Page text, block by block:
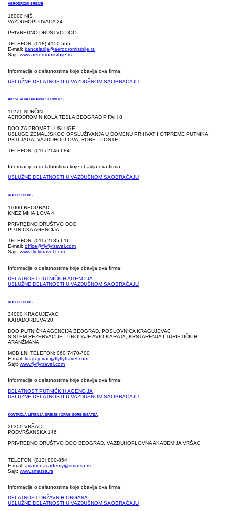
AERODROMI SRBIJE
18000 NIŠ
VAZDUHOPLOVACA 24
PRIVREDNO DRUŠTVO DOO
TELEFON: (018) 4150-555
E-mail: kancelarija@aerodromisrbije.rs
Sajt: www.aerodromisrbije.rs
Informacije o delatnostima koje obavlja ova firma:
USLUŽNE DELATNOSTI U VAZDUŠNOM SAOBRAĆAJU
AIR SERBIA GROUND SERVICES
11271 SURČIN
AERODROM NIKOLA TESLA BEOGRAD P.FAH 8
DOO ZA PROMET I USLUGE
USLUGE ZEMALJSKOG OPSLUŽIVANJA U DOMENU PRIHVAT I OTPREME PUTNIKA,
PRTLJAGA, VAZDUHOPLOVA, ROBE I POŠTE
TELEFON: (011) 2146-684
Informacije o delatnostima koje obavlja ova firma:
USLUŽNE DELATNOSTI U VAZDUŠNOM SAOBRAĆAJU
KOFER TOURS
11000 BEOGRAD
KNEZ MIHAILOVA 4
PRIVREDNO DRUŠTVO DOO
PUTNIČKA AGENCIJA
TELEFON: (011) 2185-616
E-mail: office@flyflytravel.com
Sajt: www.flyflytravel.com
Informacije o delatnostima koje obavlja ova firma:
DELATNOST PUTNIČKIH AGENCIJA
USLUŽNE DELATNOSTI U VAZDUŠNOM SAOBRAĆAJU
KOFER TOURS
34000 KRAGUJEVAC
KARAĐORĐEVA 20
DOO PUTNIČKA AGENCIJA BEOGRAD, POSLOVNICA KRAGUJEVAC
SISTEM REZERVACIJE I PRODAJE AVIO KARATA, KRSTARENJA I TURISTIČKIH
ARANŽMANA
MOBILNI TELEFON: 060 7470-700
E-mail: kragujevac@flyflytravel.com
Sajt: www.flyflytravel.com
Informacije o delatnostima koje obavlja ova firma:
DELATNOST PUTNIČKIH AGENCIJA
USLUŽNE DELATNOSTI U VAZDUŠNOM SAOBRAĆAJU
KONTROLA LETENJA SRBIJE I CRNE GORE-SMATSA
26300 VRŠAC
PODVRŠANSKA 146
PRIVREDNO DRUŠTVO DOO BEOGRAD, VAZDUHOPLOVNA AKADEMIJA VRŠAC
TELEFON: (013) 800-854
E-mail: aviationacademy@smatsa.rs
Sajt: www.smatsa.rs
Informacije o delatnostima koje obavlja ova firma:
DELATNOST DRŽAVNIH ORGANA
USLUŽNE DELATNOSTI U VAZDUŠNOM SAOBRAĆAJU